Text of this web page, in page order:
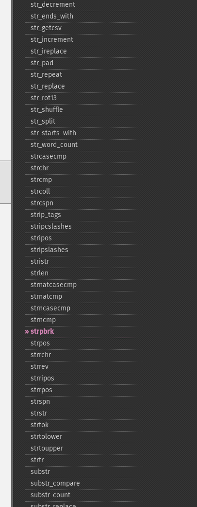
str_​decrement
str_​ends_​with
str_​getcsv
str_​increment
str_​ireplace
str_​pad
str_​repeat
str_​replace
str_​rot13
str_​shuffle
str_​split
str_​starts_​with
str_​word_​count
strcasecmp
strchr
strcmp
strcoll
strcspn
strip_​tags
stripcslashes
stripos
stripslashes
stristr
strlen
strnatcasecmp
strnatcmp
strncasecmp
strncmp
strpbrk
strpos
strrchr
strrev
strripos
strrpos
strspn
strstr
strtok
strtolower
strtoupper
strtr
substr
substr_​compare
substr_​count